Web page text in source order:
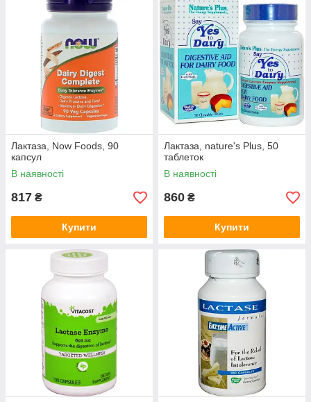
Лактаза, Now Foods, 90
капсул
В наявності
817 ₴
Купити
Лактаза, nature's Plus, 50
таблеток
В наявності
860 ₴
Купити